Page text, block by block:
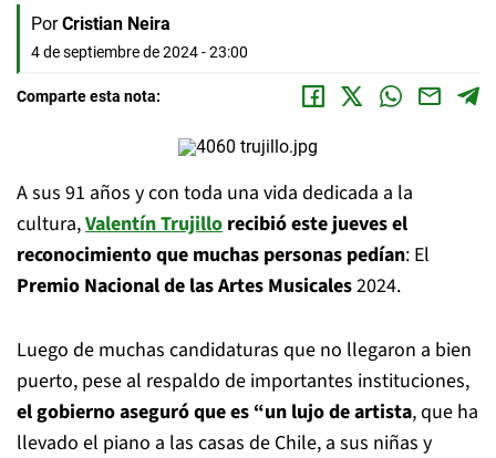
Por Cristian Neira
4 de septiembre de 2024 - 23:00
Comparte esta nota:
A sus 91 años y con toda una vida dedicada a la
cultura,Valentín Trujillo recibió este jueves el
reconocimiento que muchas personas pedían: El
Premio Nacional de las Artes Musicales2024.
Luego de muchas candidaturas que no llegaron a bien
puerto, pese al respaldo de importantes instituciones,
el gobierno aseguró que es “un lujo de artista, que ha
llevado el piano a las casas de Chile, a sus niñas y